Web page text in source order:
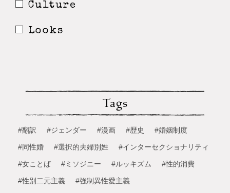
Culture
Looks
Tags
#翻訳 #ジェンダー #漫画 #歴史 #婚姻制度
#同性婚 #選択的夫婦別姓 #インターセクショナリティ
#女ことば #ミソジニー #ルッキズム #性的消費
#性別二元主義 #強制異性愛主義